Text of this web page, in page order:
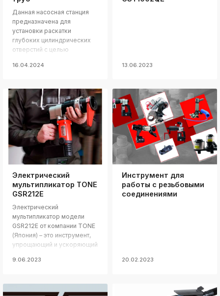
Данная насосная станция
предназначена для
установки раскатки
глубоких цилиндрических
отверстий с целью
твердости исходного
шероховатости внутренней
поверхности труб.
16.04.2024 13.06.2023
Электрический
мультипликатор TONE
GSR212E
Электрический
мультипликатор модели
GSR212E от компании TONE
(Япония) – это инструмент,
упрощающий и ускоряющий
резьбовых соединений. Его
надежность, предотвращая
ослабление в результате
9.06.2023
Инструмент для
работы с резьбовыми
соединениями
20.02.2023